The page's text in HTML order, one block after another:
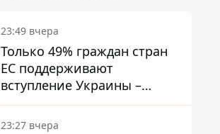
23:49 вчера
Только 49% граждан стран
ЕС поддерживают
вступление Украины –
результаты опроса
23:27 вчера